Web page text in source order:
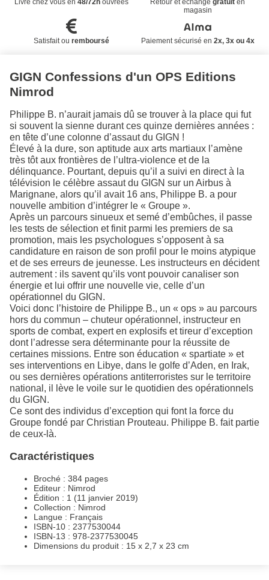
Livré chez vous en 48/72houvrées Retour et échangegratuit en
magasin
Satisfait ou remboursé Paiement sécurisé en 2x, 3x ou 4x
GIGN Confessions d'un OPS Editions
Nimrod
Philippe B. n’aurait jamais dû se trouver à la place qui fut
si souvent la sienne durant ces quinze dernières années :
en tête d’une colonne d’assaut du GIGN !
Élevé à la dure, son aptitude aux arts martiaux l’amène
très tôt aux frontières de l’ultra-violence et de la
délinquance. Pourtant, depuis qu’il a suivi en direct à la
télévision le célèbre assaut du GIGN sur un Airbus à
Marignane, alors qu’il avait 16 ans, Philippe B. a pour
nouvelle ambition d’intégrer le « Groupe ».
Après un parcours sinueux et semé d’embûches, il passe
les tests de sélection et finit parmi les premiers de sa
promotion, mais les psychologues s’opposent à sa
candidature en raison de son profil pour le moins atypique
et de ses erreurs de jeunesse. Les instructeurs en décident
autrement : ils savent qu’ils vont pouvoir canaliser son
énergie et lui offrir une nouvelle vie, celle d’un
opérationnel du GIGN.
Voici donc l’histoire de Philippe B., un « ops » au parcours
hors du commun – chuteur opérationnel, instructeur en
sports de combat, expert en explosifs et tireur d’exception
dont l’adresse sera déterminante pour la réussite de
certaines missions. Entre son éducation « spartiate » et
ses interventions en Libye, dans le golfe d’Aden, en Irak,
ou ses dernières opérations antiterroristes sur le territoire
national, il lève le voile sur le quotidien des opérationnels
du GIGN.
Ce sont des individus d’exception qui font la force du
Groupe fondé par Christian Prouteau. Philippe B. fait partie
de ceux-là.
Caractéristiques
Broché : 384 pages
Editeur : Nimrod
Édition : 1 (11 janvier 2019)
Collection : Nimrod
Langue : Français
ISBN-10 : 2377530044
ISBN-13 : 978-2377530045
Dimensions du produit : 15 x 2,7 x 23 cm